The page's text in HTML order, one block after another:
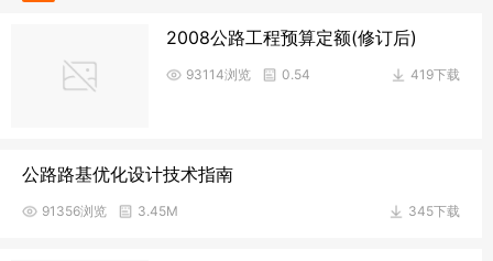
2008公路工程预算定额(修订后)
419下载
93114浏览 0.54
公路路基优化设计技术指南
345下载
91356浏览 3.45M